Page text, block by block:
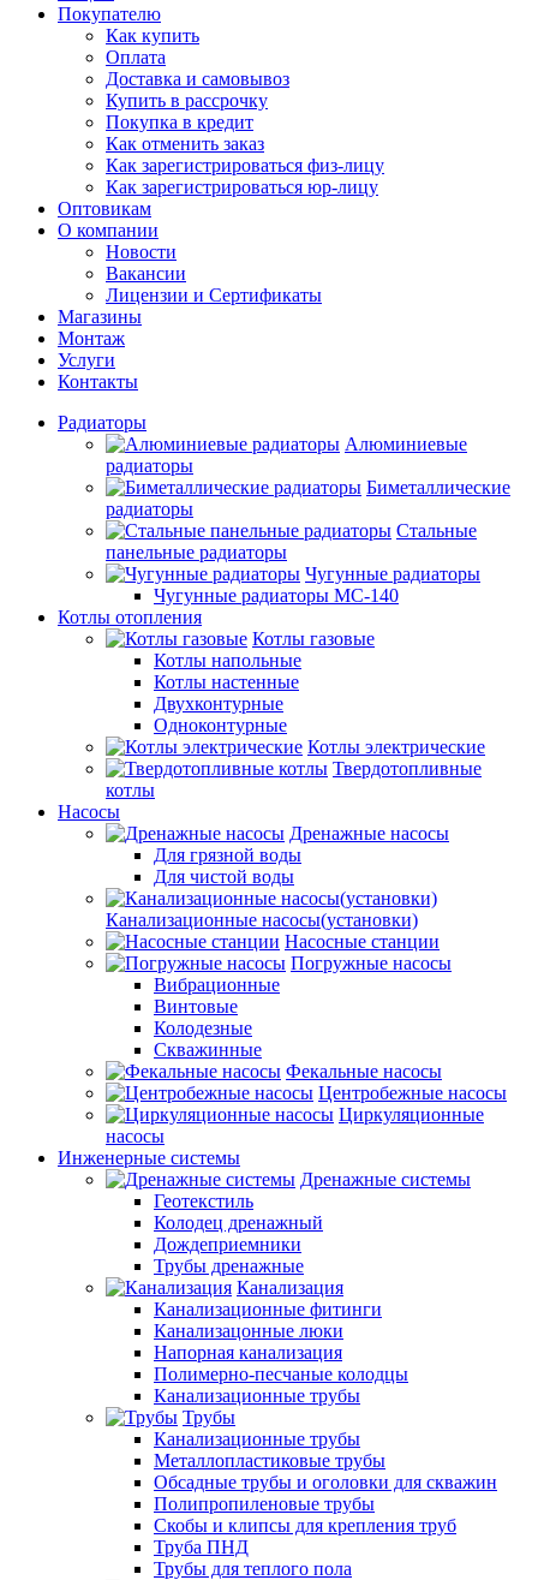
Покупателю
Как купить
Оплата
Доставка и самовывоз
Купить в рассрочку
Покупка в кредит
Как отменить заказ
Как зарегистрироваться физ-лицу
Как зарегистрироваться юр-лицу
Оптовикам
О компании
Новости
Вакансии
Лицензии и Сертификаты
Магазины
Монтаж
Услуги
Контакты
Радиаторы
Алюминиевые
радиаторы
Биметаллические
радиаторы
Стальные
панельные радиаторы
Чугунные радиаторы
Чугунные радиаторы МС-140
Котлы отопления
Котлы газовые
Котлы напольные
Котлы настенные
Двухконтурные
Одноконтурные
Котлы электрические
Твердотопливные
котлы
Насосы
Дренажные насосы
Для грязной воды
Для чистой воды
Канализационные насосы(установки)
Насосные станции
Погружные насосы
Вибрационные
Винтовые
Колодезные
Скважинные
Фекальные насосы
Центробежные насосы
Циркуляционные
насосы
Инженерные системы
Дренажные системы
Геотекстиль
Колодец дренажный
Дождеприемники
Трубы дренажные
Канализация
Канализационные фитинги
Канализацонные люки
Напорная канализация
Полимерно-песчаные колодцы
Канализационные трубы
Трубы
Канализационные трубы
Металлопластиковые трубы
Обсадные трубы и оголовки для скважин
Полипропиленовые трубы
Скобы и клипсы для крепления труб
Труба ПНД
Трубы для теплого пола